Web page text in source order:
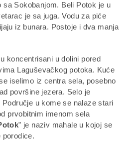
Sokobanjom. Beli Potok je u
je sa juga. Vodu za piće
iz bunara. Postoje i dva manja
koncentrisani u dolini pored
Laguševačkog potoka. Kuće
iselimo iz centra sela, posebno
površine jezera. Selo je
Područje u kome se nalaze stari
prvobitnim imenom sela
” je naziv mahale u kojoj se
porodice.